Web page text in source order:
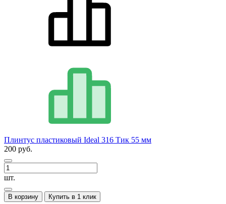
Плинтус пластиковый Ideal 316 Тик 55 мм
200 руб.
шт.
В корзину Купить в 1 клик